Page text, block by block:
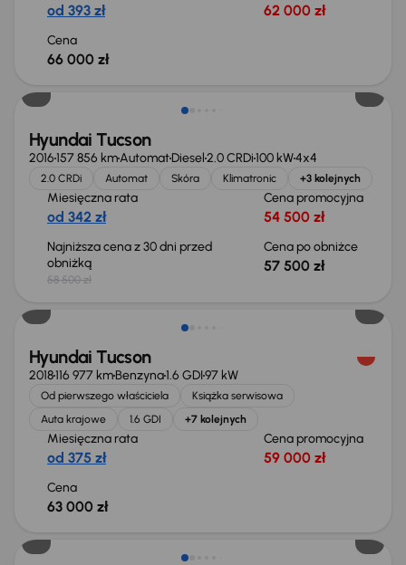
od 393 zł 62 000 zł
Cena
66 000 zł
Taniej o 1 000 zł
Hyundai Tucson
2016157 856 kmAutomatDiesel2.0 CRDi100 kW4x4
2.0 CRDi Automat Skóra Klimatronic +3 kolejnych
Miesięczna rata
od 342 zł
Cena promocyjna
54 500 zł
Najniższa cena z 30 dni przed
obniżką
58 500 zł
Cena po obniżce
57 500 zł
Możliwość odliczenia VAT
Hyundai Tucson
2018116 977 kmBenzyna1.6 GDI97 kW
Od pierwszego właściciela
Książka serwisowa
Auta krajowe
1.6 GDI +7 kolejnych
Miesięczna rata
od 375 zł
Cena promocyjna
59 000 zł
Cena
63 000 zł
Taniej o 2 000 zł